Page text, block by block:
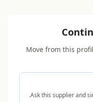
Move from this
Ask this supplier and